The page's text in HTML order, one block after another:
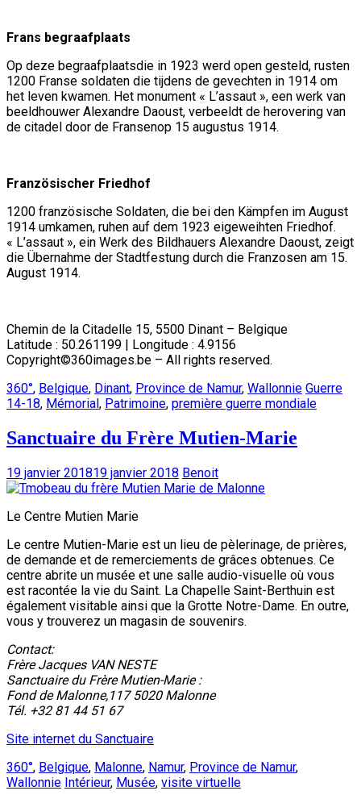
Frans begraafplaats
Op deze begraafplaatsdie in 1923 werd open gesteld, rusten
1200 Franse soldaten die tijdens de gevechten in 1914 om
het leven kwamen. Het monument « L’assaut », een werk van
beeldhouwer Alexandre Daoust, verbeeldt de herovering van
de citadel door de Fransenop 15 augustus 1914.
Französischer Friedhof
1200 französische Soldaten, die bei den Kämpfen im August
1914 umkamen, ruhen auf dem 1923 eigeweihten Friedhof.
« L’assaut », ein Werk des Bildhauers Alexandre Daoust, zeigt
die Übernahme der Stadtfestung durch die Franzosen am 15.
August 1914.
Chemin de la Citadelle 15, 5500 Dinant – Belgique
Latitude : 50.261199 | Longitude : 4.9156
Copyright©360images.be – All rights reserved.
360°, Belgique, Dinant, Province de Namur, Wallonnie Guerre
14-18, Mémorial , Patrimoine, première guerre mondiale
Sanctuaire du Frère Mutien-Marie
19 janvier 201819 janvier 2018 Benoit
Le Centre Mutien Marie
Le centre Mutien-Marie est un lieu de pèlerinage, de prières,
de demande et de remerciements de grâces obtenues. Ce
centre abrite un musée et une salle audio-visuelle où vous
est racontée la vie du Saint. La Chapelle Saint-Berthuin est
également visitable ainsi que la Grotte Notre-Dame. En outre,
vous y trouverez un magasin de souvenirs.
Contact:
Frère Jacques VAN NESTE
Sanctuaire du Frère Mutien-Marie :
Fond de Malonne,117 5020 Malonne
Tél. +32 81 44 51 67
Site internet du Sanctuaire
360°, Belgique, Malonne, Namur, Province de Namur,
Wallonnie Intérieur, Musée, visite virtuelle